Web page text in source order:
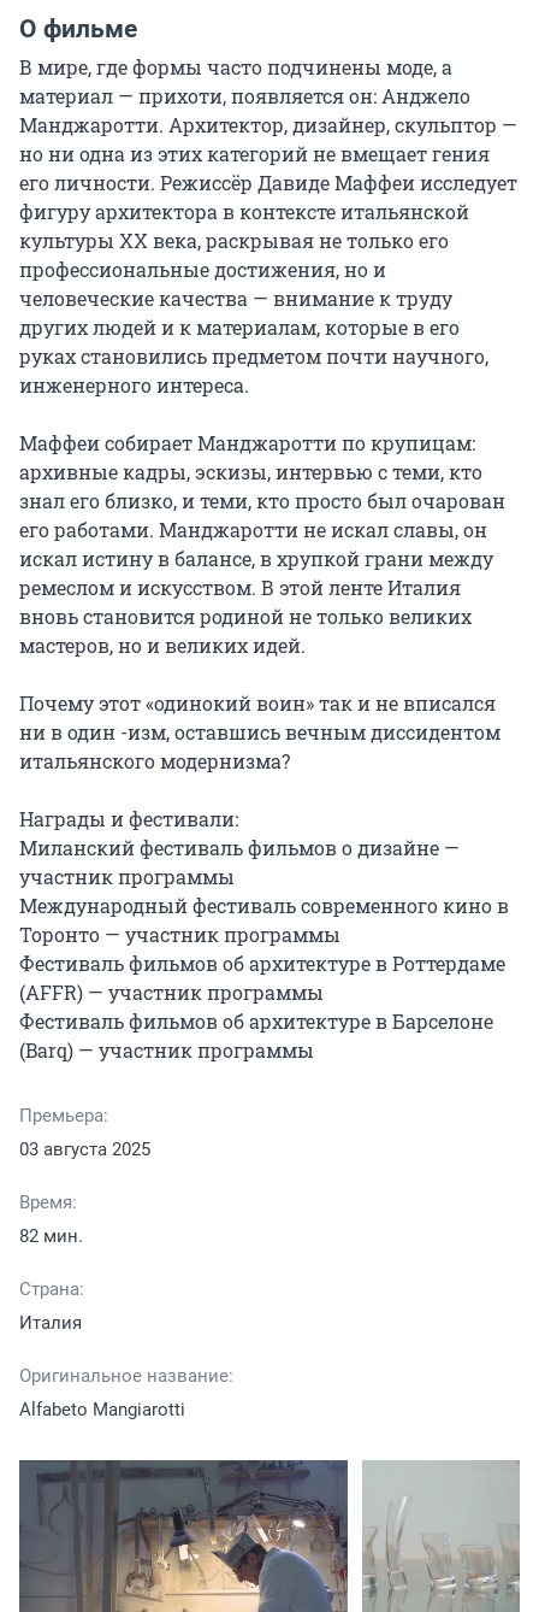
О фильме
В мире, где формы часто подчинены моде, а
материал — прихоти, появляется он: Анджело
Манджаротти. Архитектор, дизайнер, скульптор —
но ни одна из этих категорий не вмещает гения
его личности. Режиссёр Давиде Маффеи исследует
фигуру архитектора в контексте итальянской
культуры XX века, раскрывая не только его
профессиональные достижения, но и
человеческие качества — внимание к труду
других людей и к материалам, которые в его
руках становились предметом почти научного,
инженерного интереса.
Маффеи собирает Манджаротти по крупицам:
архивные кадры, эскизы, интервью с теми, кто
знал его близко, и теми, кто просто был очарован
его работами. Манджаротти не искал славы, он
искал истину в балансе, в хрупкой грани между
ремеслом и искусством. В этой ленте Италия
вновь становится родиной не только великих
мастеров, но и великих идей.
Почему этот «одинокий воин» так и не вписался
ни в один -изм, оставшись вечным диссидентом
итальянского модернизма?
Награды и фестивали:
Миланский фестиваль фильмов о дизайне —
участник программы
Международный фестиваль современного кино в
Торонто — участник программы
Фестиваль фильмов об архитектуре в Роттердаме
(AFFR) — участник программы
Фестиваль фильмов об архитектуре в Барселоне
(Barq) — участник программы
Премьера:
03 августа 2025
Время:
82 мин.
Страна:
Италия
Оригинальное название:
Alfabeto Mangiarotti